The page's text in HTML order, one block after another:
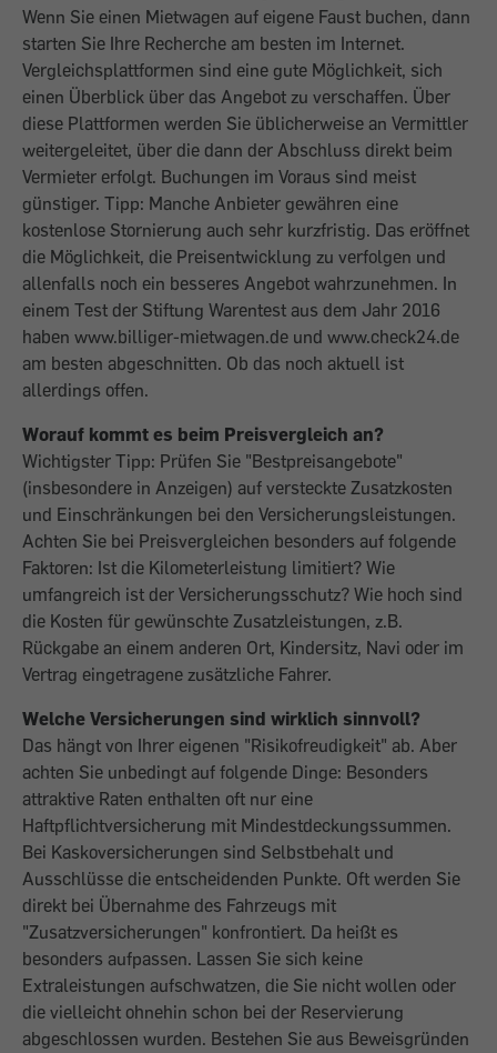
Wenn Sie einen Mietwagen auf eigene Faust buchen, dann
starten Sie Ihre Recherche am besten im Internet.
Vergleichsplattformen sind eine gute Möglichkeit, sich
einen Überblick über das Angebot zu verschaffen. Über
diese Plattformen werden Sie üblicherweise an Vermittler
weitergeleitet, über die dann der Abschluss direkt beim
Vermieter erfolgt. Buchungen im Voraus sind meist
günstiger. Tipp: Manche Anbieter gewähren eine
kostenlose Stornierung auch sehr kurzfristig. Das eröffnet
die Möglichkeit, die Preisentwicklung zu verfolgen und
allenfalls noch ein besseres Angebot wahrzunehmen. In
einem Test der Stiftung Warentest aus dem Jahr 2016
haben www.billiger-mietwagen.de und www.check24.de
am besten abgeschnitten. Ob das noch aktuell ist
allerdings offen.
Worauf kommt es beim Preisvergleich an?
Wichtigster Tipp: Prüfen Sie "Bestpreisangebote"
(insbesondere in Anzeigen) auf versteckte Zusatzkosten
und Einschränkungen bei den Versicherungsleistungen.
Achten Sie bei Preisvergleichen besonders auf folgende
Faktoren: Ist die Kilometerleistung limitiert? Wie
umfangreich ist der Versicherungsschutz? Wie hoch sind
die Kosten für gewünschte Zusatzleistungen, z.B.
Rückgabe an einem anderen Ort, Kindersitz, Navi oder im
Vertrag eingetragene zusätzliche Fahrer.
Welche Versicherungen sind wirklich sinnvoll?
Das hängt von Ihrer eigenen "Risikofreudigkeit" ab. Aber
achten Sie unbedingt auf folgende Dinge: Besonders
attraktive Raten enthalten oft nur eine
Haftpflichtversicherung mit Mindestdeckungssummen.
Bei Kaskoversicherungen sind Selbstbehalt und
Ausschlüsse die entscheidenden Punkte. Oft werden Sie
direkt bei Übernahme des Fahrzeugs mit
"Zusatzversicherungen" konfrontiert. Da heißt es
besonders aufpassen. Lassen Sie sich keine
Extraleistungen aufschwatzen, die Sie nicht wollen oder
die vielleicht ohnehin schon bei der Reservierung
abgeschlossen wurden. Bestehen Sie aus Beweisgründen